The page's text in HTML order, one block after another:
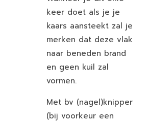
keer doet als je je
kaars aansteekt zal je
merken dat deze vlak
naar beneden brand
en geen kuil zal
vormen.
Met bv (nagel)knipper
(bij voorkeur een